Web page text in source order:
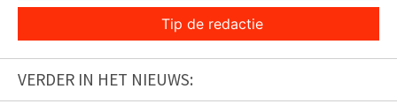
Tip de redactie
VERDER IN HET NIEUWS: